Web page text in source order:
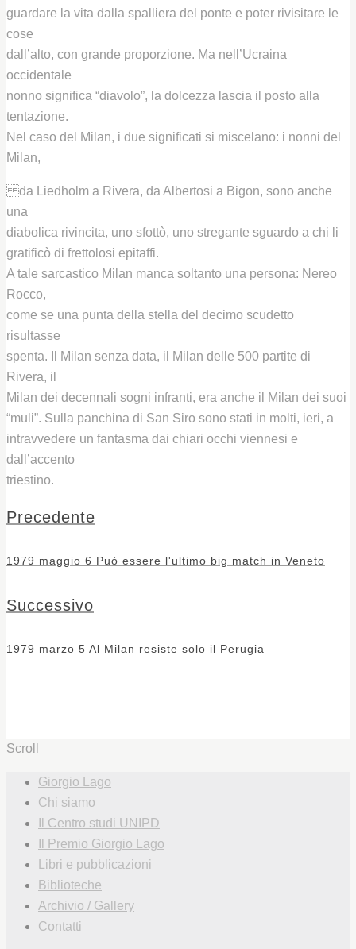
guardare la vita dalla spalliera del ponte e poter rivisitare le
cose
dall’alto, con grande proporzione. Ma nell’Ucraina
occidentale
nonno significa “diavolo”, la dolcezza lascia il posto alla
tentazione.
Nel caso del Milan, i due significati si miscelano: i nonni del
Milan,
da Liedholm a Rivera, da Albertosi a Bigon, sono anche
una
diabolica rivincita, uno sfottò, uno stregante sguardo a chi li
gratificò di frettolosi epitaffi.
A tale sarcastico Milan manca soltanto una persona: Nereo
Rocco,
come se una punta della stella del decimo scudetto
risultasse
spenta. Il Milan senza data, il Milan delle 500 partite di
Rivera, il
Milan dei decennali sogni infranti, era anche il Milan dei suoi
“muli”. Sulla panchina di San Siro sono stati in molti, ieri, a
intravvedere un fantasma dai chiari occhi viennesi e
dall’accento
triestino.
Precedente
1979 maggio 6 Può essere l'ultimo big match in Veneto
Successivo
1979 marzo 5 Al Milan resiste solo il Perugia
Scroll
Giorgio Lago
Chi siamo
Il Centro studi UNIPD
Il Premio Giorgio Lago
Libri e pubblicazioni
Biblioteche
Archivio / Gallery
Contatti